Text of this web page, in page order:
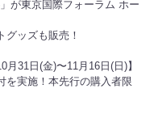
が東京国際フォーラム ホー
グッズも販売！
31日(金)〜11月16日(日)】
を実施！本先行の購入者限